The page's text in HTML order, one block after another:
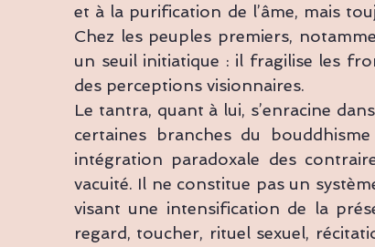
et à la purification de l’âme, mais
Chez les peuples premiers,
un seuil initiatique : il fragilise les
des perceptions visionnaires.
Le tantra, quant à lui, s’enracine
certaines branches du
intégration paradoxale des
vacuité. Il ne constitue pas un
visant une intensification de la
regard, toucher, rituel sexuel,